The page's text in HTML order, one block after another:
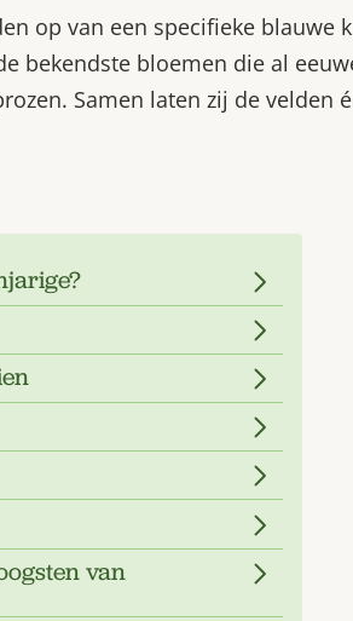
op van een specifieke blauwe
bekendste bloemen die al
Samen laten zij de velden
van